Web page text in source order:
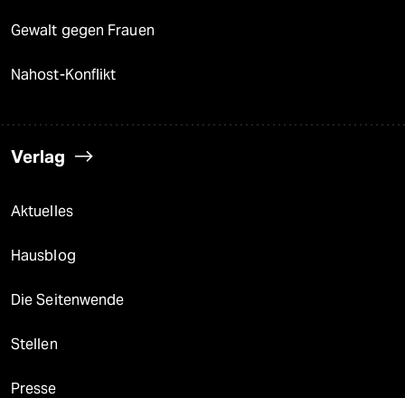
Gewalt gegen Frauen
Nahost-Konflikt
Verlag
Aktuelles
Hausblog
Die Seitenwende
Stellen
Presse